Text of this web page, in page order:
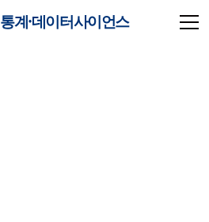
통계·데이터사이언스